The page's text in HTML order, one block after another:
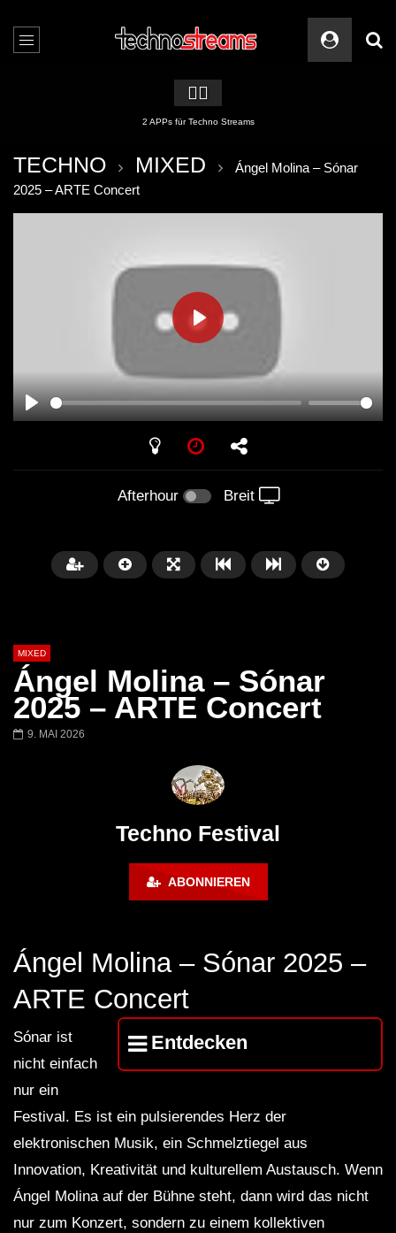
🏳️‍🌈
2 APPs für Techno Streams
TECHNO MIXED
Ángel Molina – Sónar
2025 – ARTE Concert
PLAY
PLAY
Afterhour Breit
MIXED
Ángel Molina – Sónar
2025 – ARTE Concert
9. MAI 2026
Techno Festival
ABONNIEREN
Ángel Molina – Sónar 2025 –
ARTE Concert
Entdecken
Sónar ist
nicht einfach
nur ein
Festival. Es ist ein pulsierendes Herz der
elektronischen Musik, ein Schmelztiegel aus
Innovation, Kreativität und kulturellem Austausch. Wenn
Ángel Molina auf der Bühne steht, dann wird das nicht
nur zum Konzert, sondern zu einem kollektiven